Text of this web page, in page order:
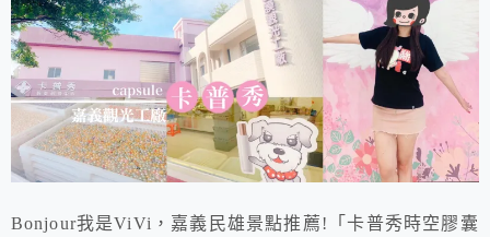
Bonjour我是ViVi，嘉義民雄景點推薦!「卡普秀時空膠囊